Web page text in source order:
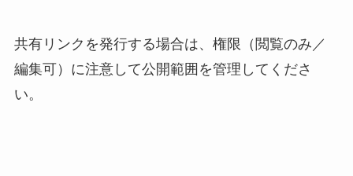
共有リンクを発行する場合は、権限（閲覧のみ／
編集可）に注意して公開範囲を管理してくださ
い。